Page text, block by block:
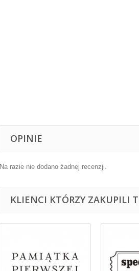
OPINIE
Na razie nie dodano żadnej recenzji.
KLIENCI KTÓRZY ZAKUPILI